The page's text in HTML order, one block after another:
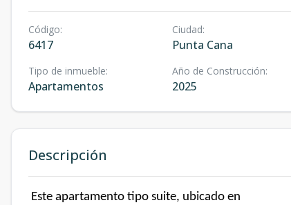
Código:
6417
Ciudad:
Punta Cana
Tipo de inmueble:
Apartamentos
Año de Construcción:
2025
Descripción
Este apartamento tipo suite, ubicado en